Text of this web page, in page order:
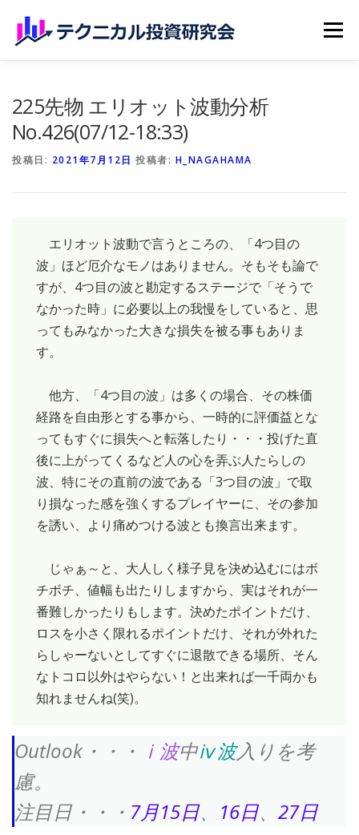
メニュー
225先物 エリオット波動分析
No.426(07/12-18:33)
投稿日: 2021年7月12日 投稿者: H_NAGAHAMA
エリオット波動で言うところの、「4つ目の
波」ほど厄介なモノはありません。そもそも論で
すが、4つ目の波と勘定するステージで「そうで
なかった時」に必要以上の我慢をしていると、思
ってもみなかった大きな損失を被る事もありま
す。
他方、「4つ目の波」は多くの場合、その株価
経路を自由形とする事から、一時的に評価益とな
ってもすぐに損失へと転落したり・・・投げた直
後に上がってくるなど人の心を弄ぶ人たらしの
波、特にその直前の波である「3つ目の波」で取
り損なった感を強くするプレイヤーに、その参加
を誘い、より痛めつける波とも換言出来ます。
じゃぁ～と、大人しく様子見を決め込むにはボ
チボチ、値幅も出たりしますから、実はそれが一
番難しかったりもします。決めたポイントだけ、
ロスを小さく限れるポイントだけ、それが外れた
らしゃーないとしてすぐに退散できる場所、そん
なトコロ以外はやらない！と出来れば一千両かも
知れませんね(笑)。
Outlook・・・ ⅰ波中ⅳ波入りを考
慮。
注目日・・・ 7月15日、 16日、 27日